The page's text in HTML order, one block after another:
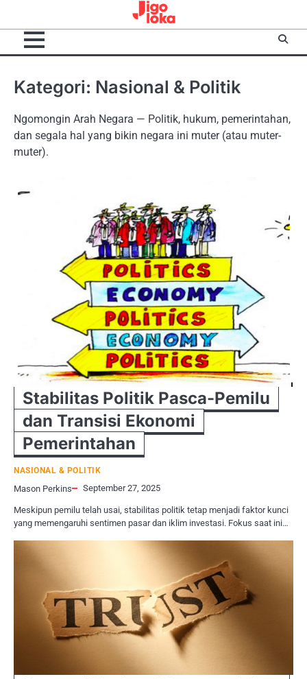
content
Kategori: Nasional & Politik
Ngomongin Arah Negara — Politik, hukum, pemerintahan,
dan segala hal yang bikin negara ini muter (atau muter-
muter).
Stabilitas Politik Pasca-Pemilu
dan Transisi Ekonomi
Pemerintahan
NASIONAL & POLITIK
Mason Perkins September 27, 2025
Meskipun pemilu telah usai, stabilitas politik tetap menjadi faktor kunci
yang memengaruhi sentimen pasar dan iklim investasi. Fokus saat ini…